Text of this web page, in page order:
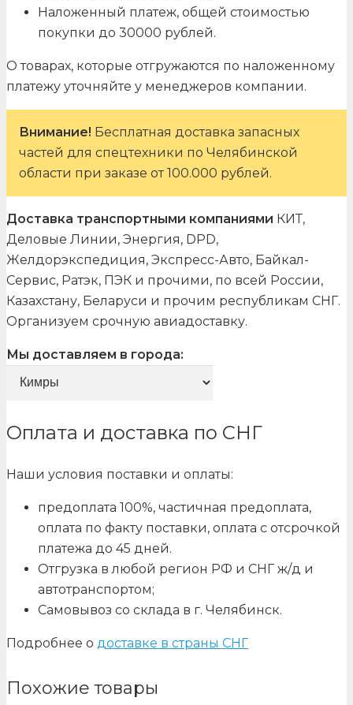
Наложенный платеж, общей стоимостью
покупки до 30000 рублей.
О товарах, которые отгружаются по наложенному
платежу уточняйте у менеджеров компании.
Внимание! Бесплатная доставка запасных
частей для спецтехники по Челябинской
области при заказе от 100.000 рублей.
Доставка транспортными компаниями КИТ,
Деловые Линии, Энергия, DPD,
Желдорэкспедиция, Экспресс-Авто, Байкал-
Сервис, Ратэк, ПЭК и прочими, по всей России,
Казахстану, Беларуси и прочим республикам СНГ.
Организуем срочную авиадоставку.
Мы доставляем в города:
Оплата и доставка по СНГ
Наши условия поставки и оплаты:
предоплата 100%, частичная предоплата,
оплата по факту поставки, оплата с отсрочкой
платежа до 45 дней.
Отгрузка в любой регион РФ и СНГ ж/д и
автотранспортом;
Самовывоз со склада в г. Челябинск.
Подробнее о доставке в страны СНГ
Похожие товары